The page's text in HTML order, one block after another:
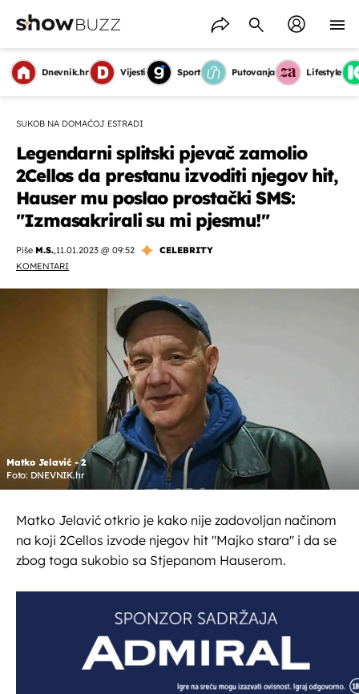
Dnevnik.hr Vijesti Sport Putovanja Lifestyle
SUKOB NA DOMAĆOJ ESTRADI
Legendarni splitski pjevač zamolio
2Cellos da prestanu izvoditi njegov hit,
Hauser mu poslao prostački SMS:
"Izmasakrirali su mi pjesmu!"
Piše M.S.,11.01.2023 @ 09:52
CELEBRITY
KOMENTARI
Matko Jelavić - 2
Foto: DNEVNIK.hr
Matko Jelavić otkrio je kako nije zadovoljan načinom
na koji 2Cellos izvode njegov hit "Majko stara" i da se
zbog toga sukobio sa Stjepanom Hauserom.
OMOGUĆI OBAVIJESTI